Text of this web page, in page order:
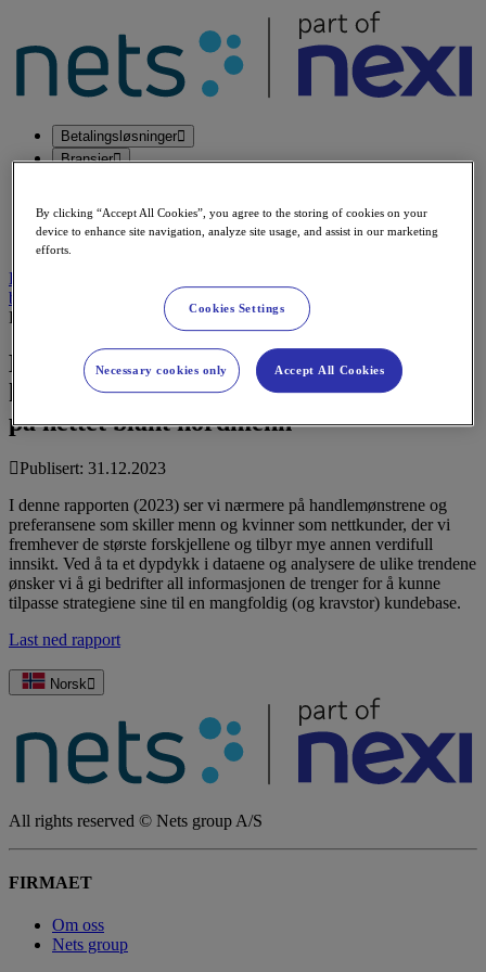
Betalingsløsninger
Bransjer
Kontakt
Partners
Logg inn
back to publication
Reports & Whitepapers
Like, men samtidig forskjellige:
kjønnsmessige forskjeller i handlevaner
på nettet blant nordmenn
Publisert: 31.12.2023
I denne rapporten (2023) ser vi nærmere på handlemønstrene og
preferansene som skiller menn og kvinner som nettkunder, der vi
fremhever de største forskjellene og tilbyr mye annen verdifull
innsikt. Ved å ta et dypdykk i dataene og analysere de ulike trendene
ønsker vi å gi bedrifter all informasjonen de trenger for å kunne
tilpasse strategiene sine til en mangfoldig (og kravstor) kundebase.
Last ned rapport
Norsk
All rights reserved © Nets group A/S
FIRMAET
Om oss
Nets group
By clicking “Accept All Cookies”, you agree to the storing of cookies on your
device to enhance site navigation, analyze site usage, and assist in our marketing
efforts.
Cookies Settings
Necessary cookies only Accept All Cookies